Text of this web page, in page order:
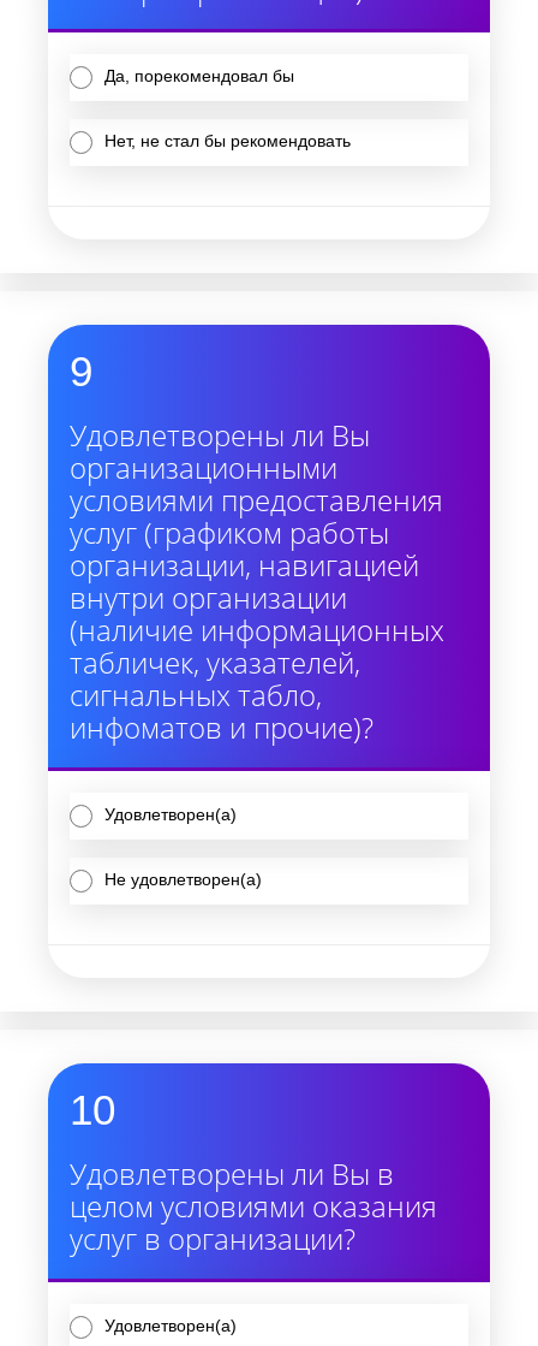
Да, порекомендовал бы
Нет, не стал бы рекомендовать
9
Удовлетворены ли Вы
организационными
условиями предоставления
услуг (графиком работы
организации, навигацией
внутри организации
(наличие информационных
табличек, указателей,
сигнальных табло,
инфоматов и прочие)?
Удовлетворен(а)
Не удовлетворен(а)
10
Удовлетворены ли Вы в
целом условиями оказания
услуг в организации?
Удовлетворен(а)